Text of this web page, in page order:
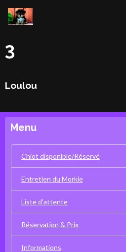
3
Loulou
Menu
Chiot disponible/Réservé
Entretien du Morkie
Liste d'attente
Réservation & Prix
Informations